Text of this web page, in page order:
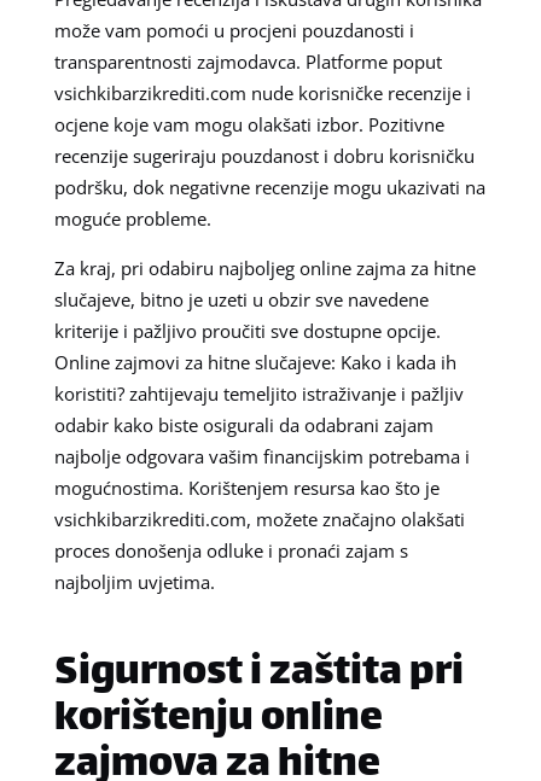
može vam pomoći u procjeni pouzdanosti i
transparentnosti zajmodavca. Platforme poput
vsichkibarzikrediti.com nude korisničke recenzije i
ocjene koje vam mogu olakšati izbor. Pozitivne
recenzije sugeriraju pouzdanost i dobru korisničku
podršku, dok negativne recenzije mogu ukazivati na
moguće probleme.
Za kraj, pri odabiru najboljeg online zajma za hitne
slučajeve, bitno je uzeti u obzir sve navedene
kriterije i pažljivo proučiti sve dostupne opcije.
Online zajmovi za hitne slučajeve: Kako i kada ih
koristiti? zahtijevaju temeljito istraživanje i pažljiv
odabir kako biste osigurali da odabrani zajam
najbolje odgovara vašim financijskim potrebama i
mogućnostima. Korištenjem resursa kao što je
vsichkibarzikrediti.com, možete značajno olakšati
proces donošenja odluke i pronaći zajam s
najboljim uvjetima.
Sigurnost i zaštita pri
korištenju online
zajmova za hitne